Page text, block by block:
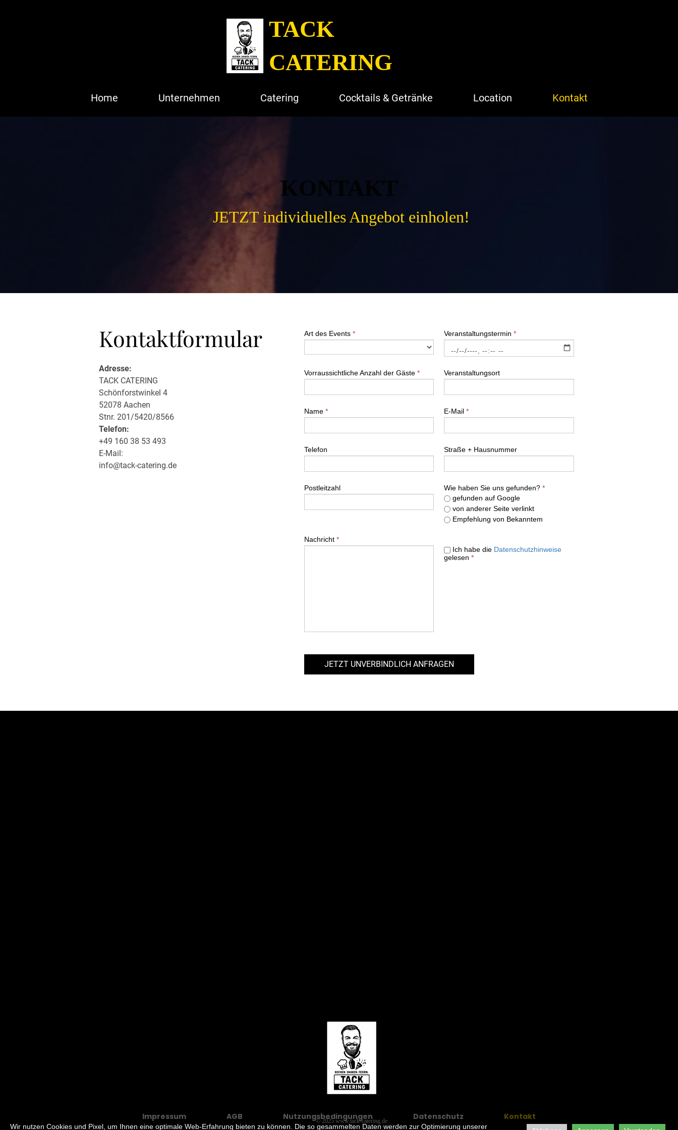
TACK
CATERING
Home Unternehmen Catering Cocktails & Getränke Location Kontakt
KONTAKT
JETZT individuelles Angebot einholen!
Kontaktformular
Adresse:
TACK CATERING
Schönforstwinkel 4
52078 Aachen
Stnr. 201/5420/8566
Telefon:
+49 160 38 53 493
E-Mail:
info@tack-catering.de
Art des Events* Veranstaltungstermin *
Vorraussichtliche Anzahl der Gäste* Veranstaltungsort
Name* E-Mail *
Telefon Straße + Hausnummer
Postleitzahl Wie haben Sie uns gefunden? *
gefunden auf Google
von anderer Seite verlinkt
Empfehlung von Bekanntem
Nachricht*
Ich habe die Datenschutzhinweise
gelesen *
JETZT UNVERBINDLICH ANFRAGEN
Impressum AGB Nutzungsbedingungen Datenschutz Kontakt
© 2025www.tack-catering.de
Wir nutzen Cookies und Pixel, um Ihnen eine optimale Web-Erfahrung bieten zu können. Die so gesammelten Daten werden zur Optimierung unserer